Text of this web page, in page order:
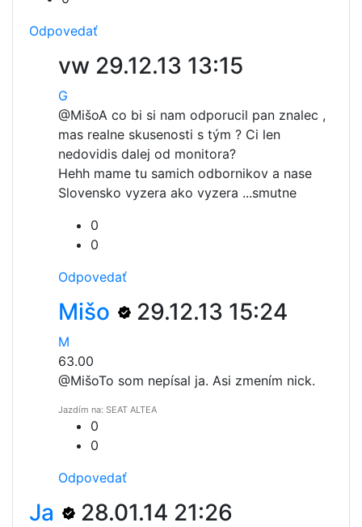
Odpovedať
vw 29.12.13 13:15
G
@MišoA co bi si nam odporucil pan znalec ,
mas realne skusenosti s tým ? Ci len
nedovidis dalej od monitora?
Hehh mame tu samich odbornikov a nase
Slovensko vyzera ako vyzera ...smutne
0
0
Odpovedať
Mišo 29.12.13 15:24
M
63.00
@MišoTo som nepísal ja. Asi zmením nick.
Jazdím na: SEAT ALTEA
0
0
Odpovedať
Ja 28.01.14 21:26